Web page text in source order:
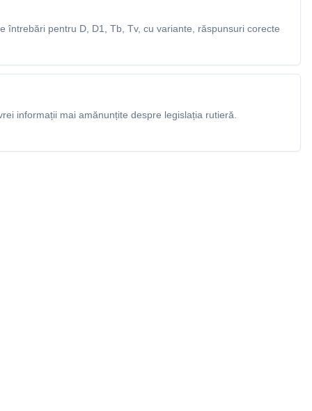
întrebări pentru D, D1, Tb, Tv, cu variante, răspunsuri corecte
informații mai amănunțite despre legislația rutieră.